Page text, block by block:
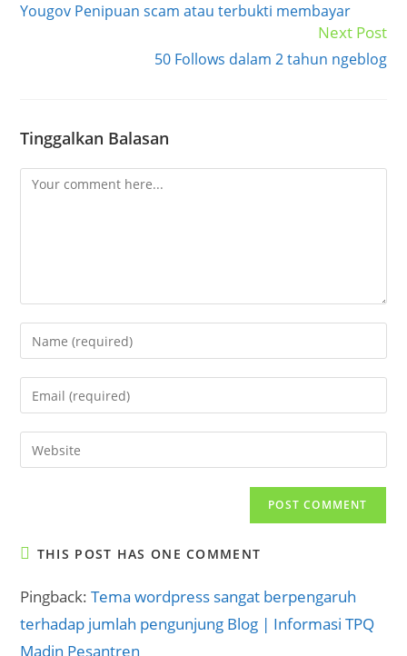
articles
Yougov Penipuan scam atau terbukti membayar
Next Post
50 Follows dalam 2 tahun ngeblog
Tinggalkan Balasan
Comment
Enter
your
name
comment
Enter
your
email
address
Enter
your
THIS POST HAS ONE COMMENT
Pingback:Tema wordpress sangat berpengaruh
terhadap jumlah pengunjung Blog | Informasi TPQ
Madin Pesantren